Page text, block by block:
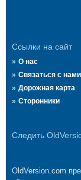
Ссылки на сайт
О нас
Связаться с нами
Дорожная карта
Сторонники
Следить
OldVersion.com